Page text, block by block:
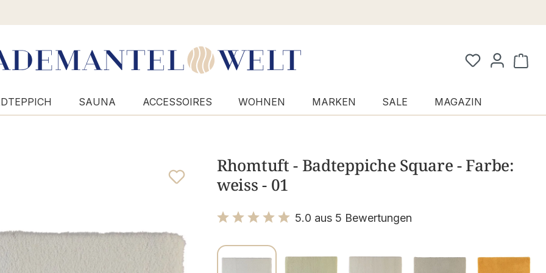
SAUNA ACCESSOIRES WOHNEN MARKEN SALE MAGAZIN
Rhomtuft - Badteppiche Square - Farbe:
weiss - 01
5.0 aus 5 Bewertungen